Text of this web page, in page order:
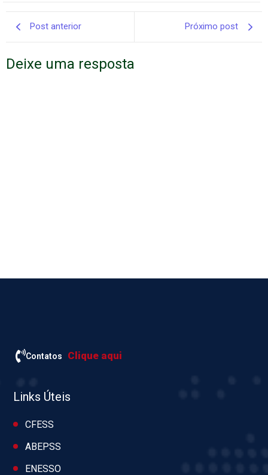
Post anterior Próximo post
Deixe uma resposta
Contatos Clique aqui
Links Úteis
CFESS
ABEPSS
ENESSO